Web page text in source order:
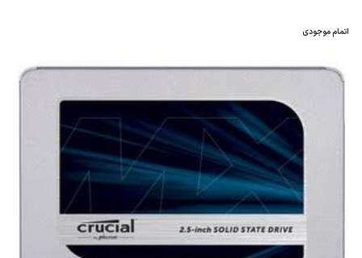
اتمام موجودی